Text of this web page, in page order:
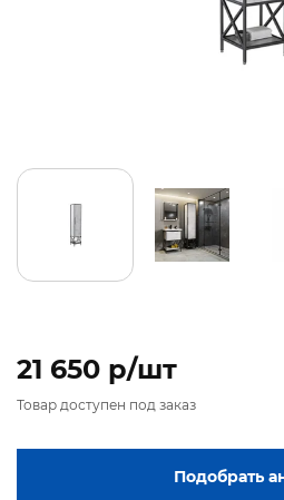
21 650 p/шт
Товар доступен под заказ
Подобрать